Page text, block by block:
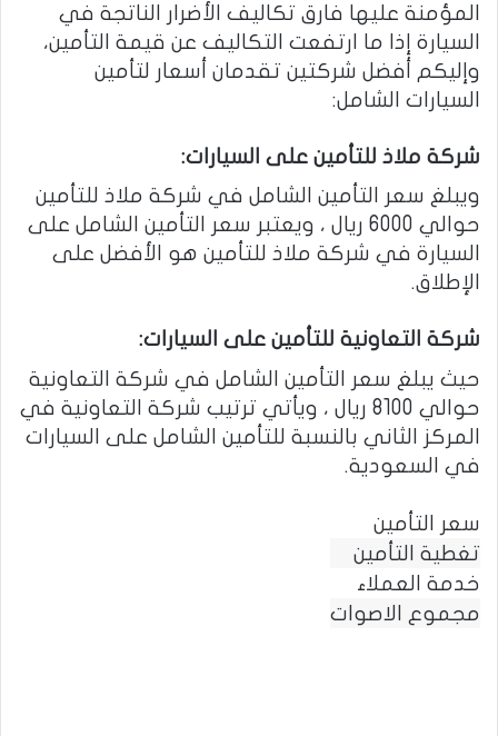
المؤمنة عليها فارق تكاليف الأضرار الناتجة في
السيارة إذا ما ارتفعت التكاليف عن قيمة التأمين،
وإليكم أفضل شركتين تقدمان أسعار لتأمين
السيارات الشامل:
شركة ملاذ للتأمين على السيارات:
ويبلغ سعر التأمين الشامل في شركة ملاذ للتأمين
حوالي 6000 ريال ، ويعتبر سعر التأمين الشامل على
السيارة في شركة ملاذ للتأمين هو الأفضل على
الإطلاق.
شركة التعاونية للتأمين على السيارات:
حيث يبلغ سعر التأمين الشامل في شركة التعاونية
حوالي 8100 ريال ، ويأتي ترتيب شركة التعاونية في
المركز الثاني بالنسبة للتأمين الشامل على السيارات
في السعودية.
سعر التأمين
تغطية التأمين
خدمة العملاء
مجموع الاصوات